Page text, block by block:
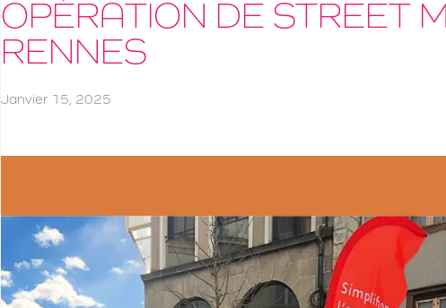
OPÉRATION DE STREET
RENNES
Janvier 15, 2025